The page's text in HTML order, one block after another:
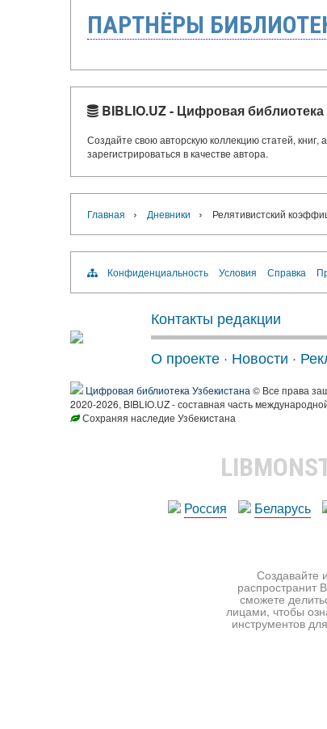
ПАРТНЁРЫ
BIBLIO.UZ - Цифровая библиотека
Создайте свою авторскую коллекцию статей,
зарегистрироваться в качестве автора.
Главная › Дневники › Релятивистский
Конфиденциальность Условия Справка
Контакты редакции
О проекте · Новости ·
Цифровая библиотека Узбекистана © Все права
2020-2026, BIBLIO.UZ - составная часть
Сохраняя наследие Узбекистана
Россия Беларусь
Создавайте
распространит
сможете
лицами, чтобы
инструментов